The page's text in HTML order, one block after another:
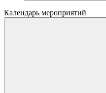
Календарь мероприятий